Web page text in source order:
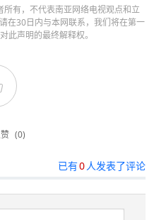
有，不代表南亚网络电视观点和立
在30日内与本网联系，我们将在第一
此声明的最终解释权。
(0)
已有0 人发表了评论